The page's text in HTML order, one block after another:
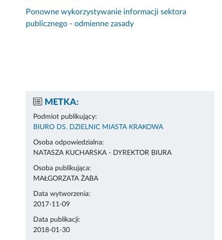
Ponowne wykorzystywanie informacji sektora
publicznego - odmienne zasady
METKA:
Podmiot publikujący:
BIURO DS. DZIELNIC MIASTA KRAKOWA
Osoba odpowiedzialna:
NATASZA KUCHARSKA - DYREKTOR BIURA
Osoba publikująca:
MAŁGORZATA ŻABA
Data wytworzenia:
2017-11-09
Data publikacji:
2018-01-30